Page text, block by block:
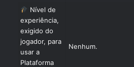
Nível de
experiência,
exigido do
jogador, para
usar a
Plataforma
Nenhum.